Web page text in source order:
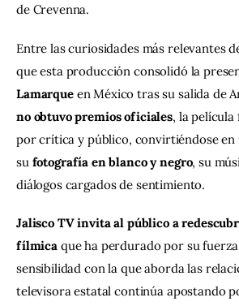
de Crevenna.
Entre las curiosidades más relevantes
que esta producción consolidó la
Lamarque en México tras su salida de
no obtuvo premios oficiales, la película
por crítica y público, convirtiéndose en
su fotografía en blanco y negro, su
diálogos cargados de sentimiento.
Jalisco TV invita al público a
fílmica que ha perdurado por su
sensibilidad con la que aborda las
televisora estatal continúa apostando